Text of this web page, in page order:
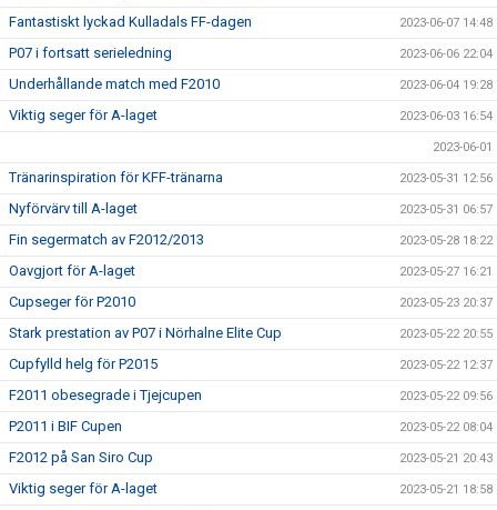
Fantastiskt lyckad Kulladals FF-dagen 2023-06-07 14:48
P07 i fortsatt serieledning 2023-06-06 22:04
Underhållande match med F2010 2023-06-04 19:28
Viktig seger för A-laget 2023-06-03 16:54
2023-06-01
Tränarinspiration för KFF-tränarna 2023-05-31 12:56
Nyförvärv till A-laget 2023-05-31 06:57
Fin segermatch av F2012/2013 2023-05-28 18:22
Oavgjort för A-laget 2023-05-27 16:21
Cupseger för P2010 2023-05-23 20:37
Stark prestation av P07 i Nörhalne Elite Cup 2023-05-22 20:55
Cupfylld helg för P2015 2023-05-22 12:37
F2011 obesegrade i Tjejcupen 2023-05-22 09:56
P2011 i BIF Cupen 2023-05-22 08:04
F2012 på San Siro Cup 2023-05-21 20:43
Viktig seger för A-laget 2023-05-21 18:58